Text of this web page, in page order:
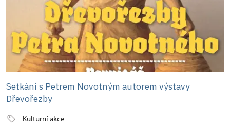
Setkání s Petrem Novotným autorem výstavy
Dřevořezby
Kulturní akce